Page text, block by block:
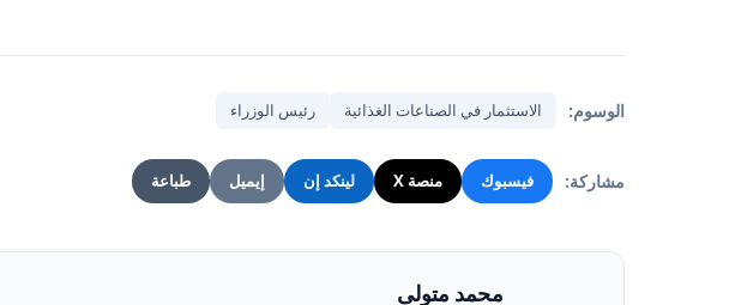
الوسوم: الاستثمار في الصناعات الغذائية رئيس الوزراء
مشاركة: فيسبوك منصة X لينكد إن إيميل طباعة
محمد متولى